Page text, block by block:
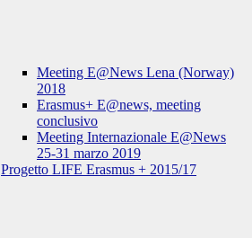
Meeting E@News Lena (Norway)
2018
Erasmus+ E@news, meeting
conclusivo
Meeting Internazionale E@News
25-31 marzo 2019
Progetto LIFE Erasmus + 2015/17